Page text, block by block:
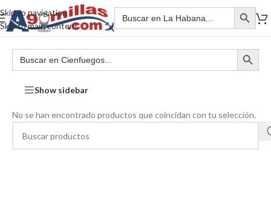
Skip to navigation
Skip to main content
Show sidebar
No se han encontrado productos que coincidan con tu selección.